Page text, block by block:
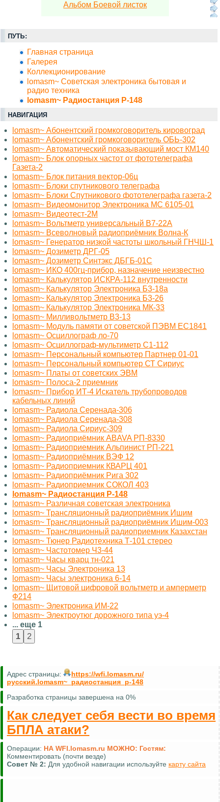
Альбом Боевой листок
ПУТЬ:
Главная страница
Галерея
Коллекционирование
lomasm~ Советская электроника бытовая и
радио техника
lomasm~ Радиостанция Р-148
НАВИГАЦИЯ
lomasm~ Абонентский громкоговоритель кировоград
lomasm~ Абонентский громкоговоритель ОБЬ-302
lomasm~ Автоматический показывающий мост КМ140
lomasm~ Блок опорных частот от фототелеграфа
Газета-2
lomasm~ Блок питания вектор-06ц
lomasm~ Блоки спутникового телеграфа
lomasm~ Блоки Спутникового фототелеграфа газета-2
lomasm~ Видеомонитор Электроника МС 6105-01
lomasm~ Видеотест-2М
lomasm~ Вольтметр универсальный В7-22А
lomasm~ Всеволновый радиоприёмник Волна-К
lomasm~ Генератор низкой частоты школьный ГНЧШ-1
lomasm~ Дозиметр ДРГ-05
lomasm~ Дозиметр Синтэкс ДБГБ-01С
lomasm~ ИКО 400гц-прибор, назначение неизвестно
lomasm~ Калькулятор ИСКРА-112 внутренности
lomasm~ Калькулятор Электроника Б3-18а
lomasm~ Калькулятор Электроника Б3-26
lomasm~ Калькулятор Электроника МК-33
lomasm~ Милливольтметр B3-13
lomasm~ Модуль памяти от советской ПЭВМ ЕС1841
lomasm~ Осциллограф ло-70
lomasm~ Осциллограф-мультиметр С1-112
lomasm~ Персональный компьютер Партнер 01-01
lomasm~ Персональный компьютер СТ Сириус
lomasm~ Платы от советских ЭВМ
lomasm~ Полоса-2 приемник
lomasm~ Прибор ИТ-4 Искатель трубопроводов
кабельных линий
lomasm~ Радиола Серенада-306
lomasm~ Радиола Серенада-308
lomasm~ Радиола Сириус-309
lomasm~ Радиоприёмник ABAVA РП-8330
lomasm~ Радиоприемник Альпинист РП-221
lomasm~ Радиоприёмник ВЭФ 12
lomasm~ Радиоприемник КВАРЦ 401
lomasm~ Радиоприёмник Рига 302
lomasm~ Радиоприемник СОКОЛ 403
lomasm~ Радиостанция Р-148
lomasm~ Различная советская электроника
lomasm~ Трансляционный радиоприёмник Ишим
lomasm~ Трансляционный радиоприёмник Ишим-003
lomasm~ Трансляционный радиоприемник Казахстан
lomasm~ Тюнер Радиотехника Т-101 стерео
lomasm~ Частотомер Ч3-44
lomasm~ Часы кварц тн-021
lomasm~ Часы Электроника 13
lomasm~ Часы электроника 6-14
lomasm~ Щитовой цифровой вольтметр и амперметр
Ф214
lomasm~ Электроника ИМ-22
lomasm~ Электроутюг дорожного типа уэ-4
... еще 1
Адрес страницы:
https://wfi.lomasm.ru/
русский.lomasm~_радиостанция_р-148
Разработка страницы завершена на 0%
Как следует себя вести во время
БПЛА атаки?
Операции: НА WFI.lomasm.ru МОЖНО: Гостям:
Комментировать (почти везде)
Совет № 2: Для удобной навигации используйте карту сайта